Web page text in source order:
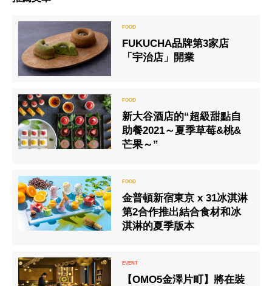
FUKUCHA品牌第3家店
「宇治店」開業
新大谷酒店的“超級甜點自
助餐2021～夏季草莓&桃&
芒果～”
金普頓新宿東京 x 31冰淇淋
第2合作推出結合食材和冰
淇淋的夏季版本
【OMO5金澤片町】將在裝